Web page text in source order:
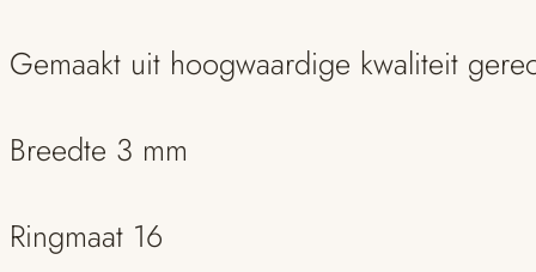
Gemaakt uit hoogwaardige kwaliteit
Breedte 3 mm
Ringmaat 16